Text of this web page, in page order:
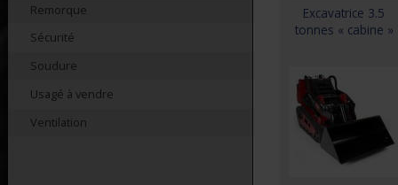
Remorque
Sécurité
Soudure
Usagé à vendre
Ventilation
Excavatrice 3.5
tonnes « cabine »